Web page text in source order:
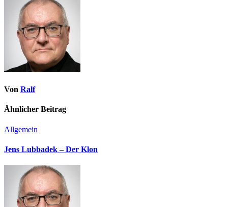
Von Ralf
Ähnlicher Beitrag
Allgemein
Jens Lubbadek – Der Klon